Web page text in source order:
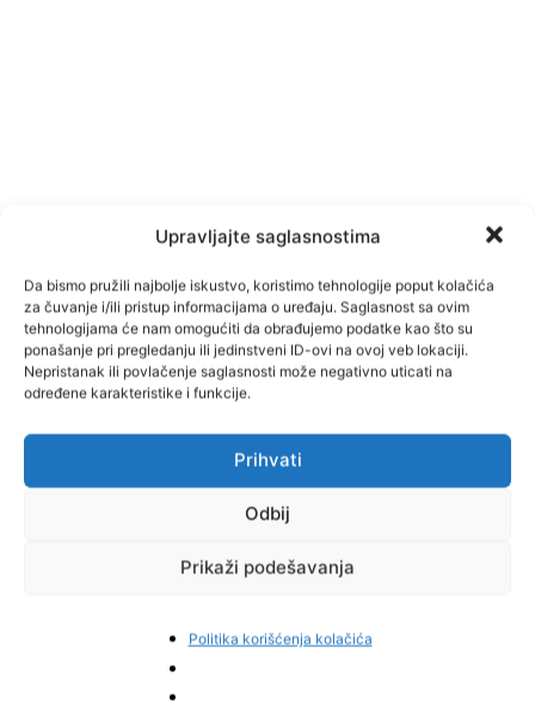
Upravljajte saglasnostima
Da bismo pružili najbolje iskustvo, koristimo tehnologije poput kolačića
za čuvanje i/ili pristup informacijama o uređaju. Saglasnost sa ovim
tehnologijama će nam omogućiti da obrađujemo podatke kao što su
ponašanje pri pregledanju ili jedinstveni ID-ovi na ovoj veb lokaciji.
Nepristanak ili povlačenje saglasnosti može negativno uticati na
određene karakteristike i funkcije.
Prihvati
Odbij
Prikaži podešavanja
Politika korišćenja kolačića
Pinterest
Najnovije vijesti